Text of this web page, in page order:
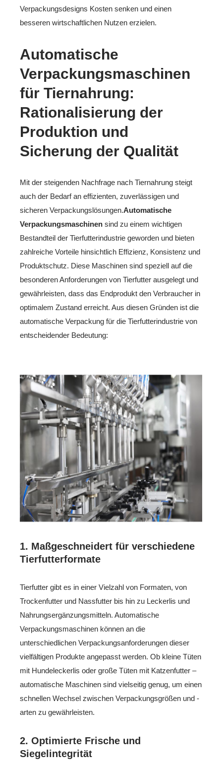
Verpackungsdesigns Kosten senken und einen
besseren wirtschaftlichen Nutzen erzielen.
Automatische
Verpackungsmaschinen
für Tiernahrung:
Rationalisierung der
Produktion und
Sicherung der Qualität
Mit der steigenden Nachfrage nach Tiernahrung steigt
auch der Bedarf an effizienten, zuverlässigen und
sicheren Verpackungslösungen.Automatische
Verpackungsmaschinen sind zu einem wichtigen
Bestandteil der Tierfutterindustrie geworden und bieten
zahlreiche Vorteile hinsichtlich Effizienz, Konsistenz und
Produktschutz. Diese Maschinen sind speziell auf die
besonderen Anforderungen von Tierfutter ausgelegt und
gewährleisten, dass das Endprodukt den Verbraucher in
optimalem Zustand erreicht. Aus diesen Gründen ist die
automatische Verpackung für die Tierfutterindustrie von
entscheidender Bedeutung:
1. Maßgeschneidert für verschiedene
Tierfutterformate
Tierfutter gibt es in einer Vielzahl von Formaten, von
Trockenfutter und Nassfutter bis hin zu Leckerlis und
Nahrungsergänzungsmitteln. Automatische
Verpackungsmaschinen können an die
unterschiedlichen Verpackungsanforderungen dieser
vielfältigen Produkte angepasst werden. Ob kleine Tüten
mit Hundeleckerlis oder große Tüten mit Katzenfutter –
automatische Maschinen sind vielseitig genug, um einen
schnellen Wechsel zwischen Verpackungsgrößen und -
arten zu gewährleisten.
2. Optimierte Frische und
Siegelintegrität